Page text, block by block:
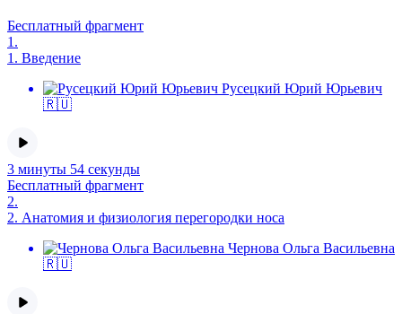
Бесплатный фрагмент
1.
1. Введение
Русецкий Юрий Юрьевич
🇷🇺
3 минуты 54 секунды
Бесплатный фрагмент
2.
2. Анатомия и физиология перегородки носа
Чернова Ольга Васильевна
🇷🇺